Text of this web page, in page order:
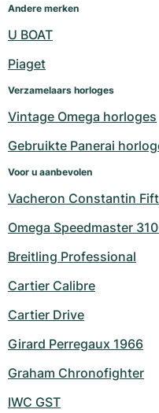
Andere merken
U BOAT
Piaget
Verzamelaars horloges
Vintage Omega horloges
Gebruikte Panerai
Voor u aanbevolen
Vacheron Constantin
Omega Speedmaster
Breitling Professional
Cartier Calibre
Cartier Drive
Girard Perregaux 1966
Graham Chronofighter
IWC GST